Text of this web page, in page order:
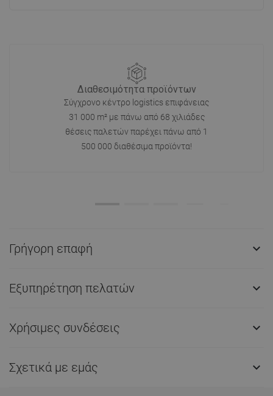
Διαθεσιμότητα προϊόντων
Σύγχρονο κέντρο logistics επιφάνειας
31 000 m² με πάνω από 68 χιλιάδες
θέσεις παλετών παρέχει πάνω από 1
500 000 διαθέσιμα προϊόντα!
Γρήγορη επαφή 
Εξυπηρέτηση πελατών 
Χρήσιμες συνδέσεις 
Σχετικά με εμάς 